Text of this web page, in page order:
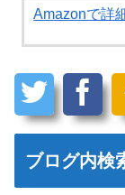
Amazonで詳
ブログ内検